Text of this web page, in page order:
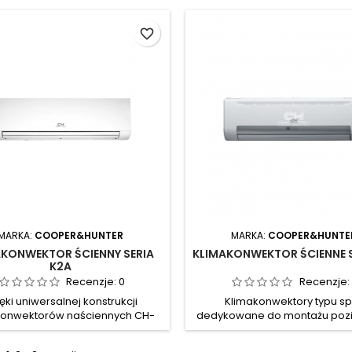
COOPER&HUNTER
ŚCIENNY SERIA
K2A
Recenzje:0
uniwersalnej konstrukcji
naściennych CH-
sprzętu w dowolnym
favorite_border
MARKA:
KLIMAKONWEKTOR ŚCIENNE
Recenzje:
Klimakonwektory typu
dedykowane do montażu
na ścianach, stanowią